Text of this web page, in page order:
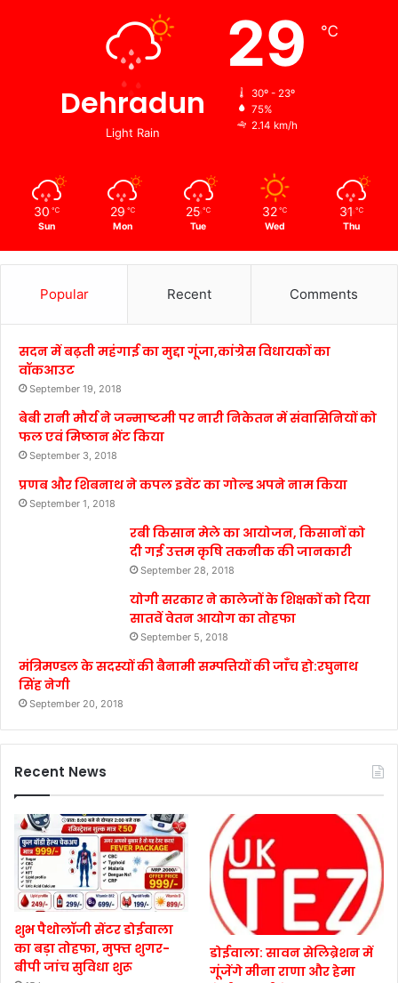
Dehradun
Light Rain
29 ℃
30º - 23º
75%
2.14 km/h
30 ℃
Sun
29 ℃
Mon
25 ℃
Tue
32 ℃
Wed
31 ℃
Thu
Popular Recent Comments
सदन में बढ़ती महंगाई का मुद्दा गूंजा,कांग्रेस विधायकों का
वॉकआउट
September 19, 2018
बेबी रानी मौर्य ने जन्माष्टमी पर नारी निकेतन में संवासिनियों को
फल एवं मिष्ठान भेंट किया
September 3, 2018
प्रणब और शिबनाथ ने कपल इवेंट का गोल्ड अपने नाम किया
September 1, 2018
रबी किसान मेले का आयोजन, किसानों को
दी गई उत्तम कृषि तकनीक की जानकारी
September 28, 2018
योगी सरकार ने कालेजों के शिक्षकों को दिया
सातवें वेतन आयोग का तोहफा
September 5, 2018
मंत्रिमण्डल के सदस्यों की बैनामी सम्पत्तियों की जाँच हो:रघुनाथ
सिंह नेगी
September 20, 2018
Recent News
शुभ पैथोलॉजी सेंटर डोईवाला
का बड़ा तोहफा, मुफ्त शुगर-
बीपी जांच सुविधा शुरू
डोईवाला: सावन सेलिब्रेशन में
गूंजेंगे मीना राणा और हेमा